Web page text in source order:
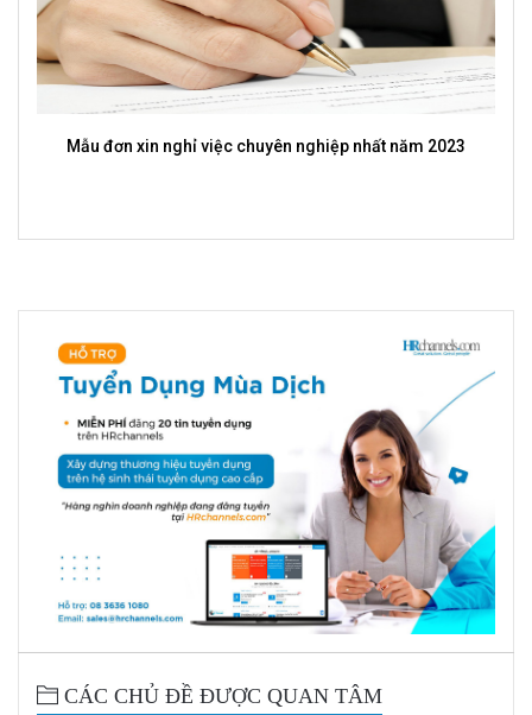
Mẫu đơn xin nghỉ việc chuyên nghiệp nhất năm 2023
CÁC CHỦ ĐỀ ĐƯỢC QUAN TÂM